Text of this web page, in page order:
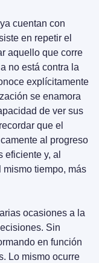
cuentan con
en repetir el
aquello que corre
no está contra la
explícitamente
se enamora
de ver sus
que el
al progreso
eficiente y, al
mismo tiempo, más
ocasiones a la
Sin
en función
Lo mismo ocurre